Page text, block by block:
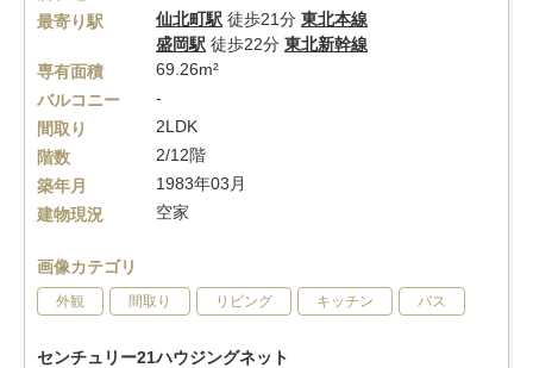
最寄り駅
仙北町駅 徒歩21分 東北本線
盛岡駅 徒歩22分 東北新幹線
専有面積
69.26m²
バルコニー
-
間取り
2LDK
階数
2/12階
築年月
1983年03月
建物現況
空家
画像カテゴリ
外観 間取り リビング キッチン バス
センチュリー21ハウジングネット